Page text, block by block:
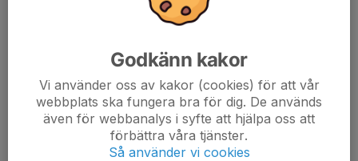
kör vi igång 6-minuters matcher.
Godkänn kakor
Vi använder oss av kakor (cookies) för att vår
webbplats ska fungera bra för dig. De används
även för webbanalys i syfte att hjälpa oss att
förbättra våra tjänster.
Så använder vi cookies